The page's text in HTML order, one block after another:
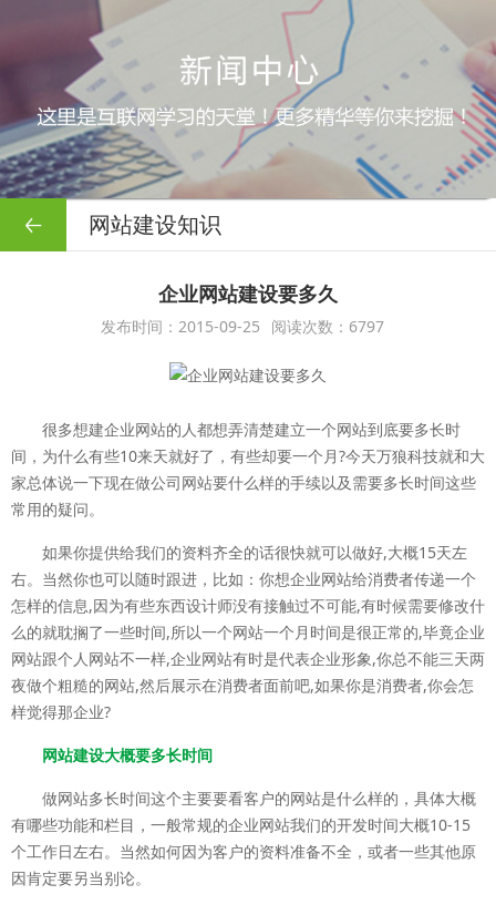
网站建设知识
企业网站建设要多久
发布时间：2015-09-25 阅读次数：6797
很多想建企业网站的人都想弄清楚建立一个网站到底要多长时
间，为什么有些10来天就好了，有些却要一个月?今天万狼科技就和大
家总体说一下现在做公司网站要什么样的手续以及需要多长时间这些
常用的疑问。
如果你提供给我们的资料齐全的话很快就可以做好,大概15天左
右。当然你也可以随时跟进，比如：你想企业网站给消费者传递一个
怎样的信息,因为有些东西设计师没有接触过不可能,有时候需要修改什
么的就耽搁了一些时间,所以一个网站一个月时间是很正常的,毕竟企业
网站跟个人网站不一样,企业网站有时是代表企业形象,你总不能三天两
夜做个粗糙的网站,然后展示在消费者面前吧,如果你是消费者,你会怎
样觉得那企业?
网站建设大概要多长时间
做网站多长时间这个主要要看客户的网站是什么样的，具体大概
有哪些功能和栏目，一般常规的企业网站我们的开发时间大概10-15
个工作日左右。当然如何因为客户的资料准备不全，或者一些其他原
因肯定要另当别论。